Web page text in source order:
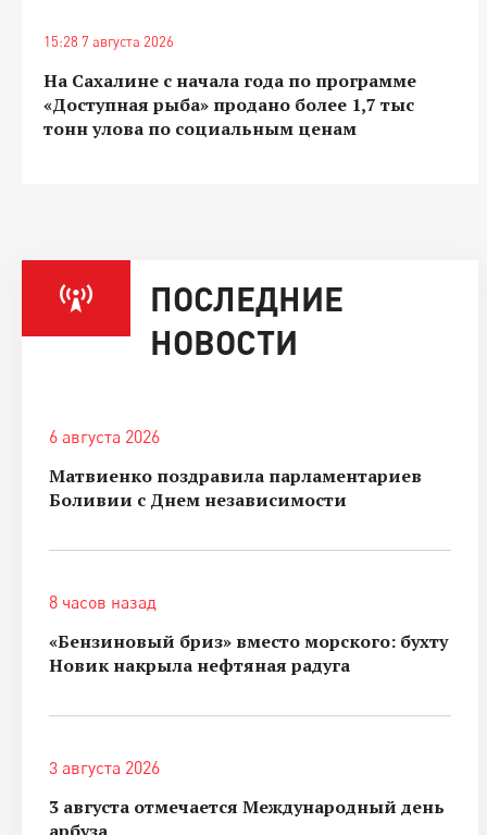
15:28 7 августа 2026
На Сахалине с начала года по программе
«Доступная рыба» продано более 1,7 тыс
тонн улова по социальным ценам
ПОСЛЕДНИЕ
НОВОСТИ
6 августа 2026
Матвиенко поздравила парламентариев
Боливии с Днем независимости
8 часов назад
«Бензиновый бриз» вместо морского: бухту
Новик накрыла нефтяная радуга
3 августа 2026
3 августа отмечается Международный день